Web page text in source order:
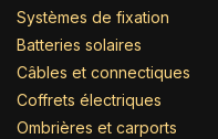
Systèmes de fixation
Batteries solaires
Câbles et connectiques
Coffrets électriques
Ombrières et carports